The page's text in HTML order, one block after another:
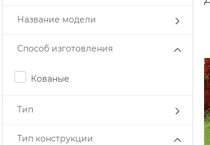
Название модели
Способ изготовления
Кованые
Тип
Тип конструкции